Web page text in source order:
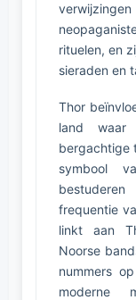
rituelen, en
sieraden en
Thor
land
bergachtige
symbool
frequentie
linkt aan
Noorse
nummers
moderne